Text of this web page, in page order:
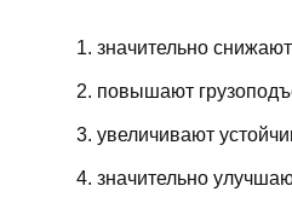
значительно
повышают
увеличивают
значительно